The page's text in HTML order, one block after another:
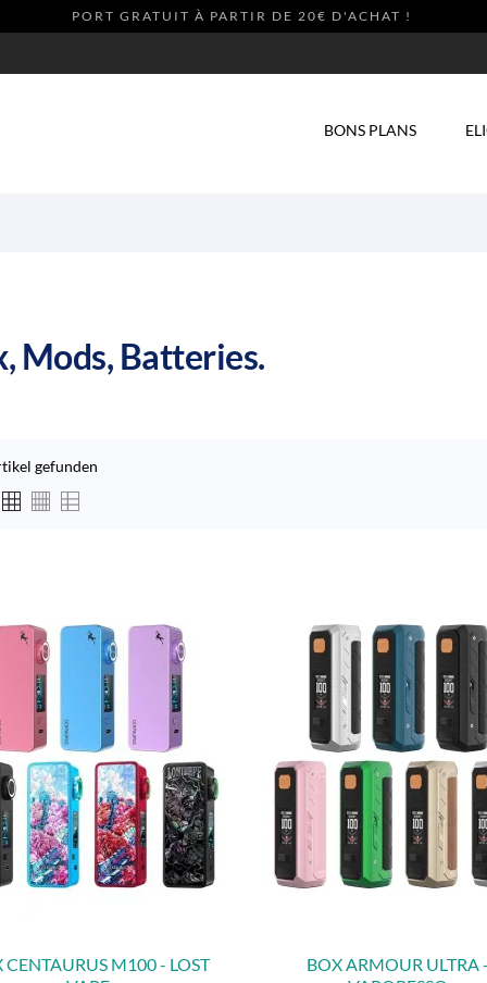
PORT GRATUIT À PARTIR DE 20€ D'ACHAT !
BONS PLANS
Mods, Batteries.
gefunden
CENTAURUS M100 - LOST
BOX ARMOUR ULTRA -